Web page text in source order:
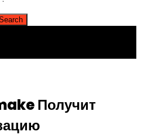
Получит